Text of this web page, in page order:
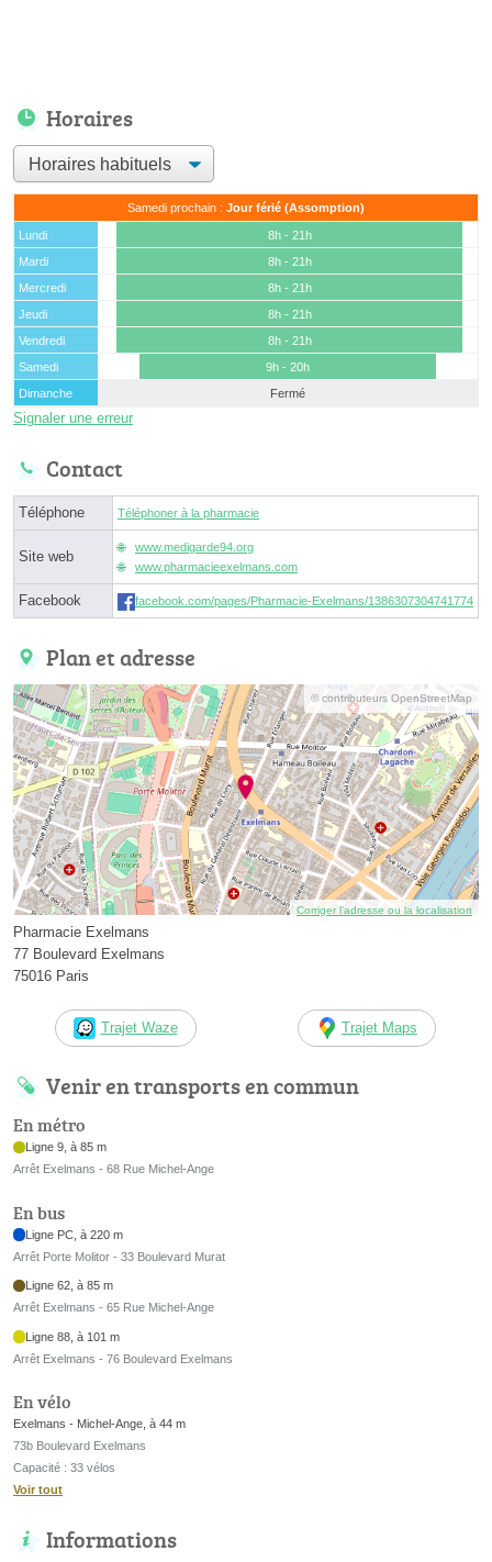
Horaires
Samedi prochain : Jour férié (Assomption)
Lundi
8h - 21h
Mardi
8h - 21h
Mercredi
8h - 21h
Jeudi
8h - 21h
Vendredi
8h - 21h
Samedi
9h - 20h
Dimanche
Fermé
Signaler une erreur
Contact
Téléphone Téléphoner à la pharmacie
Site web
www.medigarde94.org
www.pharmacieexelmans.com
Facebook facebook.com/pages/Pharmacie-Exelmans/1386307304741774
Plan et adresse
© contributeurs OpenStreetMap
Corriger l’adresse ou la localisation
Pharmacie Exelmans
77 Boulevard Exelmans
75016 Paris
Trajet Waze Trajet Maps
Venir en transports en commun
En métro
Ligne 9, à 85 m
Arrêt Exelmans - 68 Rue Michel-Ange
En bus
Ligne PC, à 220 m
Arrêt Porte Molitor - 33 Boulevard Murat
Ligne 62, à 85 m
Arrêt Exelmans - 65 Rue Michel-Ange
Ligne 88, à 101 m
Arrêt Exelmans - 76 Boulevard Exelmans
En vélo
Exelmans - Michel-Ange, à 44 m
73b Boulevard Exelmans
Capacité : 33 vélos
Voir tout
Informations